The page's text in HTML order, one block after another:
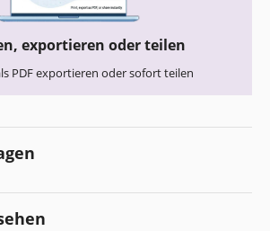
exportieren oder teilen
PDF exportieren oder sofort teilen